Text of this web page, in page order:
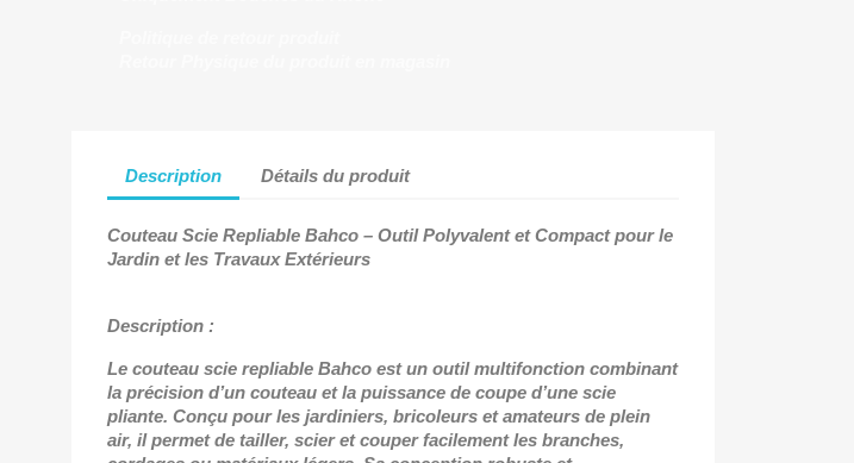
Description Détails du produit
Couteau Scie Repliable Bahco – Outil Polyvalent et Compact pour le
Jardin et les Travaux Extérieurs
Description :
Le couteau scie repliable Bahco est un outil multifonction combinant
la précision d’un couteau et la puissance de coupe d’une scie
pliante. Conçu pour les jardiniers, bricoleurs et amateurs de plein
air, il permet de tailler, scier et couper facilement les branches,